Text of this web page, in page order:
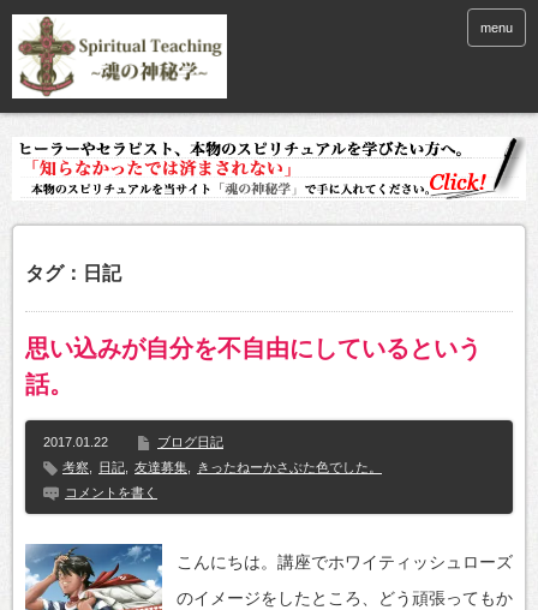
menu
タグ：日記
思い込みが自分を不自由にしているという
話。
2017.01.22
ブログ日記
考察
日記 友達募集
きったねーかさぶた色でした。
コメントを書く
こんにちは。講座でホワイティッシュローズ
のイメージをしたところ、どう頑張ってもか